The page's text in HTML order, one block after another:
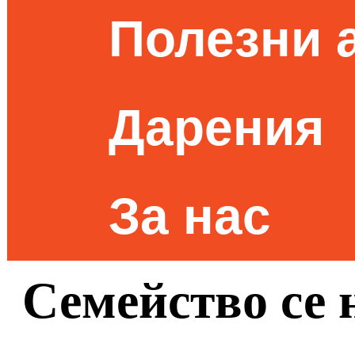
Полезни
Дарения
За нас
Семейство се